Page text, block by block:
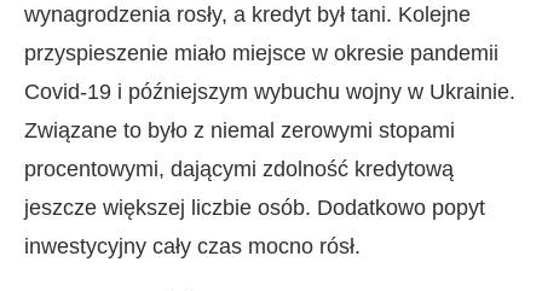
wynagrodzenia rosły, a kredyt był tani. Kolejne
przyspieszenie miało miejsce w okresie pandemii
Covid-19 i późniejszym wybuchu wojny w Ukrainie.
Związane to było z niemal zerowymi stopami
procentowymi, dającymi zdolność kredytową
jeszcze większej liczbie osób. Dodatkowo popyt
inwestycyjny cały czas mocno rósł.